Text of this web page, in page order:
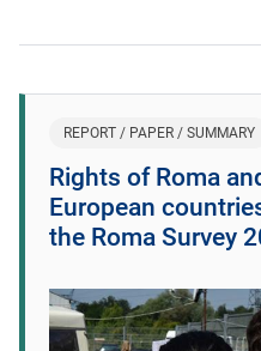
REPORT / PAPER / SUMMARY
Rights of Roma
European
the Roma Survey